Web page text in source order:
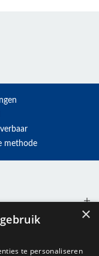
methode
×
te personaliseren